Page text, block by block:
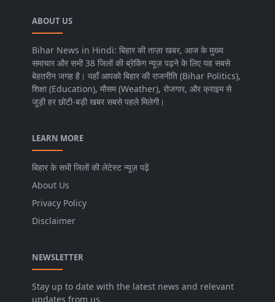
ABOUT US
Bihar News in Hindi: बिहार की ताज़ा खबर, आज के मुख्य
समाचार और सभी 38 जिलों की ब्रेकिंग न्यूज़ पढ़ने के लिए यह सबसे
बेहतरीन जगह है। यहाँ आपको बिहार की राजनीति (Bihar Politics),
शिक्षा (Education), मौसम (Weather), रोजगार, और क्राइम से
जुड़ी हर छोटी-बड़ी खबर सबसे पहले मिलेगी।
LEARN MORE
बिहार के सभी जिलों की लेटेस्ट न्यूज़ पढ़ें
About Us
Privacy Policy
Disclaimer
NEWSLETTER
Stay up to date with the latest news and relevant
updates from us.